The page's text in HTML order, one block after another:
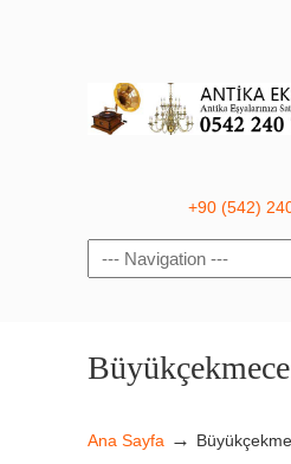
+90 (542)
Navigation
Ana Sayfa →